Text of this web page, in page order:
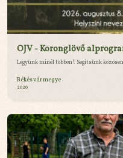
OJV - Koronglövő
Legyünk minél többen! Segítsünk
Békés vármegye
2026